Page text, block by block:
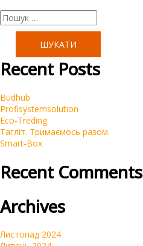
Пошук:
Recent Posts
Budhub
Profisystemsolution
Eco-Treding
Тагліт. Тримаємось разом.
Smart-Box
Recent Comments
Archives
Листопад 2024